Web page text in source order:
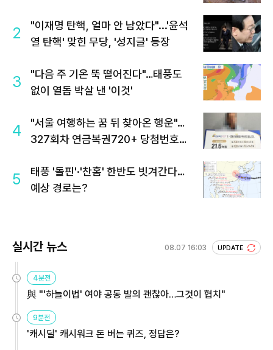
2
"이재명 탄핵, 얼마 안 남았다"...'윤석
열 탄핵' 맞힌 무당, '성지글' 등장
3
"다음 주 기온 뚝 떨어진다"…태풍도
없이 열돔 박살 낸 '이것'
4
"서울 여행하는 꿈 뒤 찾아온 행운"…
327회차 연금복권720+ 당첨번호조
5
태풍 '돌핀'·'찬홈' 한반도 빗겨간다…
예상 경로는?
실시간 뉴스 08.07 16:03 UPDATE
4분전
與 "'하늘이법' 여야 공동 발의 괜찮아…그것이 협치"
9분전
'캐시딜' 캐시워크 돈 버는 퀴즈, 정답은?